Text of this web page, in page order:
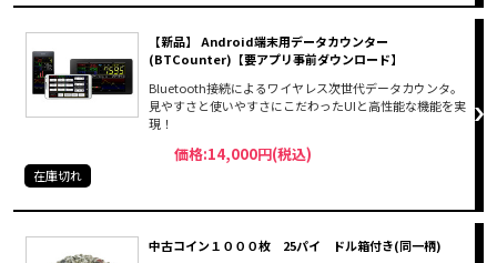
【新品】 Android端末用データカウンター
(BTCounter)【要アプリ事前ダウンロード】
Bluetooth接続によるワイヤレス次世代データカウンタ。
見やすさと使いやすさにこだわったUIと高性能な機能を実
現！
価格:14,000円(税込)
在庫切れ
中古コイン１０００枚 25パイ ドル箱付き(同一柄)